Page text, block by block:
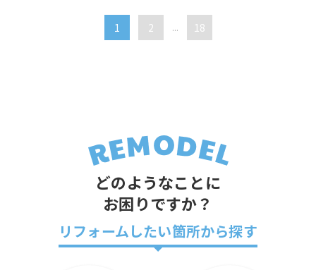
1 2 ... 18
どのようなことに
お困りですか？
リフォームしたい箇所から探す